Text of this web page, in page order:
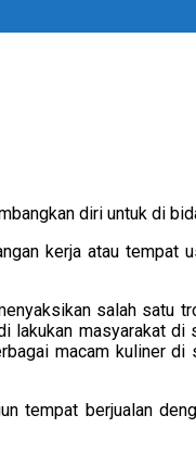
diri untuk di
kerja atau tempat
salah satu
lakukan masyarakat di
macam kuliner di
tempat berjualan